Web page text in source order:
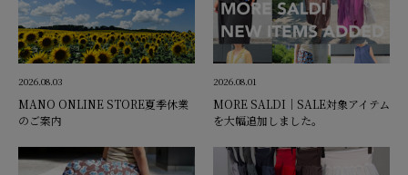
2026.08.03
MANO ONLINE STORE夏季休業
のご案内
2026.08.01
MORE SALDI｜SALE対象アイテム
を大幅追加しました。